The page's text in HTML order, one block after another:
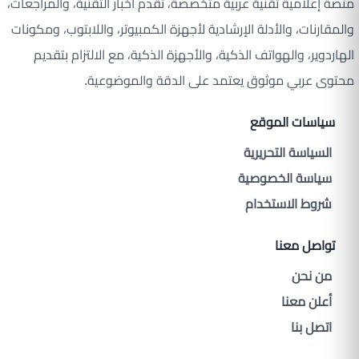
والمقارنات، والأدلة الإرشادية لأجهزة الكمبيوتر، واللابتوب، ومكونات
الهاردوير، والهواتف الذكية، والأجهزة الذكية، مع الالتزام بتقديم
محتوى عربي موثوق يعتمد على الدقة والموضوعية.
سياسات الموقع
السياسة التحريرية
سياسة الخصوصية
شروط الاستخدام
تواصل معنا
من نحن
أعلن معنا
اتصل بنا